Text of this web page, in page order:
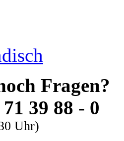
noch
39 88 - 0
Uhr)